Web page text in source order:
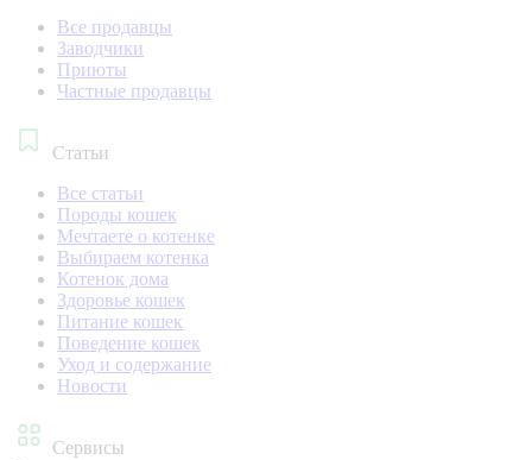
Все продавцы
Заводчики
Приюты
Частные продавцы
Статьи
Все статьи
Породы кошек
Мечтаете о котенке
Выбираем котенка
Котенок дома
Здоровье кошек
Питание кошек
Поведение кошек
Уход и содержание
Новости
Сервисы